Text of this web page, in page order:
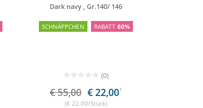
Dark navy , Gr.140/ 146
SCHNÄPPCHEN RABATT 60%
(0)
€ 55,00 € 22,001
(€ 22,00/Stück)